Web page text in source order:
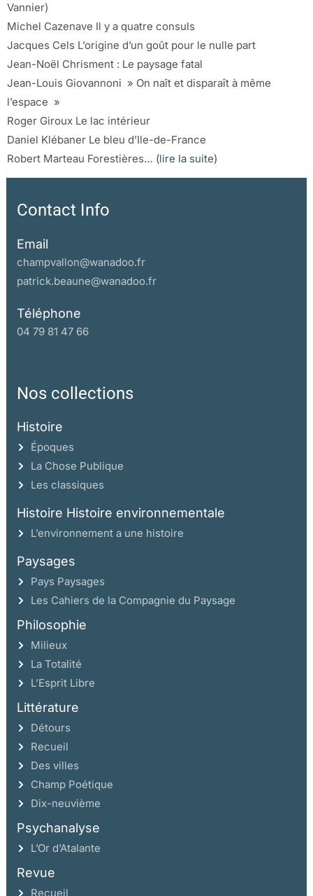
Vannier)
Michel Cazenave Il y a quatre consuls
Jacques Cels L’origine d’un goût pour le nulle part
Jean-Noël Chrisment : Le paysage fatal
Jean-Louis Giovannoni » On naît et disparaît à même
l’espace »
Roger Giroux Le lac intérieur
Daniel Klébaner Le bleu d’Ile-de-France
Robert Marteau Forestières… (lire la suite)
Contact Info
Email
champvallon@wanadoo.fr
patrick.beaune@wanadoo.fr
Téléphone
04 79 81 47 66
Nos collections
Histoire
Époques
La Chose Publique
Les classiques
Histoire Histoire environnementale
L’environnement a une histoire
Paysages
Pays Paysages
Les Cahiers de la Compagnie du Paysage
Philosophie
Milieux
La Totalité
L’Esprit Libre
Littérature
Détours
Recueil
Des villes
Champ Poétique
Dix-neuvième
Psychanalyse
L’Or d’Atalante
Revue
Recueil